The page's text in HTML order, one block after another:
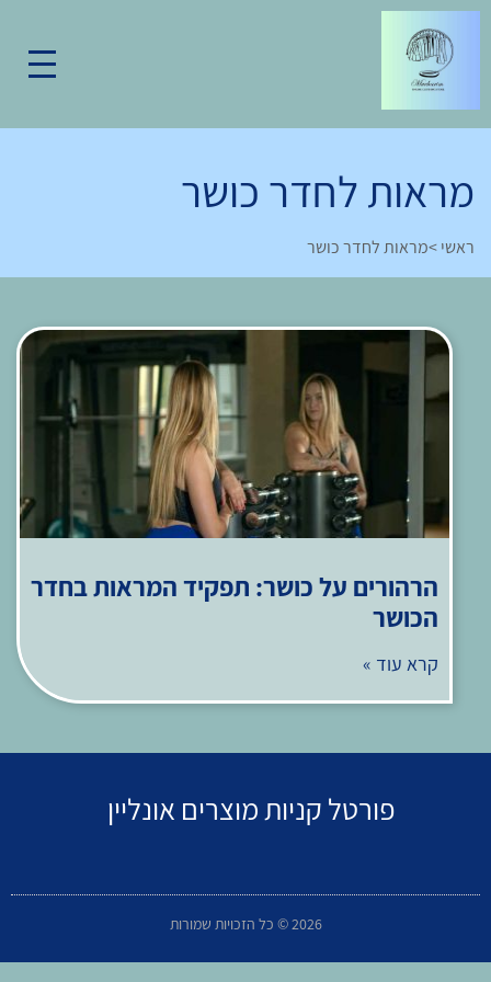
מראות לחדר כושר
ראשי>מראות לחדר כושר
הרהורים על כושר: תפקיד המראות בחדר
הכושר
קרא עוד »
פורטל קניות מוצרים אונליין
2026 © כל הזכויות שמורות